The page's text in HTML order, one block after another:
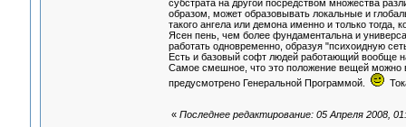
субстрата на другой посредством множества
образом, может образовывать локальные и
такого ангела или демона именно и только тогда,
Ясен пень, чем более фундаментальна и
работать одновременно, образуя "психоидную
Есть и базовый софт людей работающий вообще
Самое смешное, что это положение вещей можно
предусмотрено Генеральной Программой.
« Последнее редактирование: 05 Апреля 2008,